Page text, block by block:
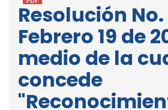
Resolución
Febrero 19 de
medio de la
concede